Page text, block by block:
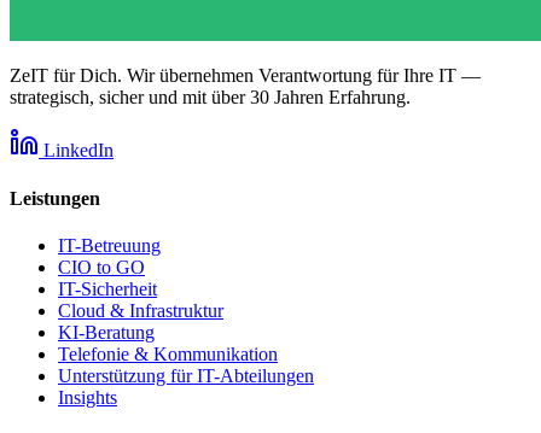
ZeIT für Dich. Wir übernehmen Verantwortung für Ihre IT —
strategisch, sicher und mit über 30 Jahren Erfahrung.
LinkedIn
Leistungen
IT-Betreuung
CIO to GO
IT-Sicherheit
Cloud & Infrastruktur
KI-Beratung
Telefonie & Kommunikation
Unterstützung für IT-Abteilungen
Insights